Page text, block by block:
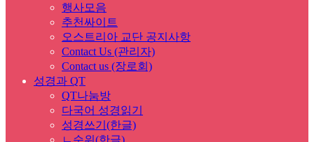
행사모음
추천싸이트
오스트리아 교단 공지사항
Contact Us (관리자)
Contact us (장로회)
성경과 QT
QT나눔방
다국어 성경읽기
성경쓰기(한글)